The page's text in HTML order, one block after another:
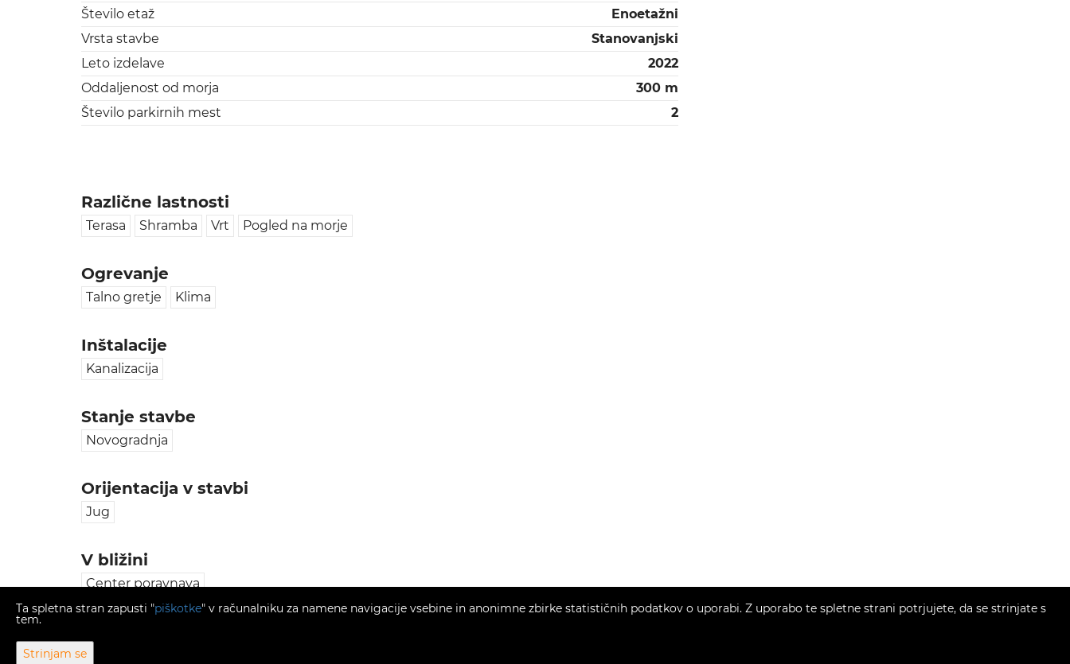
Število etaž
Enoetažni
Vrsta stavbe
Stanovanjski
Leto izdelave
2022
Oddaljenost od morja
300 m
Število parkirnih mest
2
Različne lastnosti
Terasa Shramba Vrt Pogled na morje
Ogrevanje
Talno gretje Klima
Inštalacije
Kanalizacija
Stanje stavbe
Novogradnja
Orijentacija v stavbi
Jug
V bližini
Center poravnava
Ta spletna stran zapusti "piškotke" v računalniku za namene navigacije vsebine in anonimne zbirke statističnih podatkov o uporabi. Z uporabo te spletne strani potrjujete, da se strinjate s
tem.
Strinjam se